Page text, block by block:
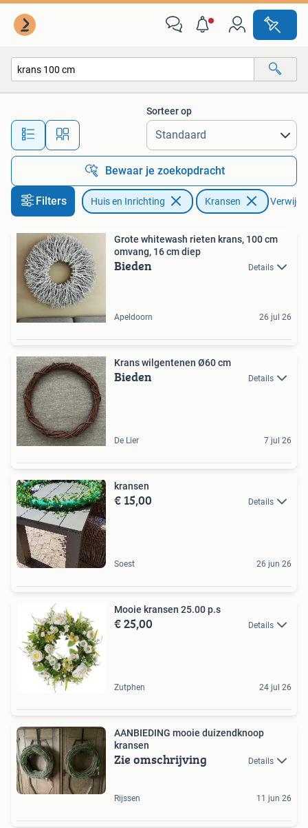
Alle afstanden…
Sorteer op
Bewaar je zoekopdracht
Filters Huis en Inrichting Kransen
Grote whitewash rieten krans, 100 cm
omvang, 16 cm diep
Bieden Details
Apeldoorn 26 jul 26
Krans wilgentenen Ø60 cm
Bieden Details
De Lier 7 jul 26
kransen
€ 15,00 Details
Soest 26 jun 26
Mooie kransen 25.00 p.s
€ 25,00 Details
Zutphen 24 jul 26
AANBIEDING mooie duizendknoop
kransen
Zie omschrijving Details
Rijssen 11 jun 26